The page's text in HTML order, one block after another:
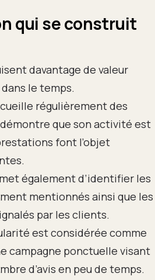
qui se construit
davantage de valeur
le temps.
régulièrement des
que son activité est
font l’objet
également d’identifier les
mentionnés ainsi que les
par les clients.
est considérée comme
campagne ponctuelle visant
d’avis en peu de temps.